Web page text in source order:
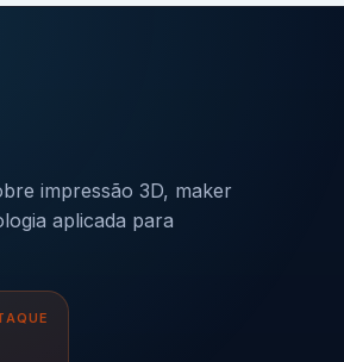
impressão 3D, maker
aplicada para